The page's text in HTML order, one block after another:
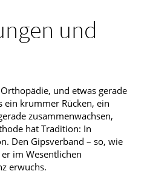
und
und etwas gerade
ein krummer Rücken, ein
zusammenwachsen,
hat Tradition: In
Den Gipsverband – so, wie
im Wesentlichen
erwuchs.